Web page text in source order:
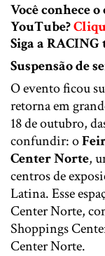
Você conhece
YouTube?
Siga a
Suspensão de
O evento ficou
retorna em
18 de outubro,
confundir: o
Center Norte,
centros de
Latina. Esse
Center Norte,
Shoppings
Center Norte.